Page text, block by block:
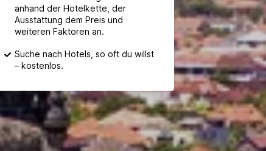
anhand der Hotelkette, der
Ausstattung dem Preis und
weiteren Faktoren an.
Suche nach Hotels, so oft du willst
– kostenlos.